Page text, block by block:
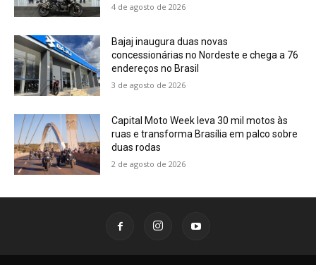
4 de agosto de 2026
Bajaj inaugura duas novas
concessionárias no Nordeste e chega a 76
endereços no Brasil
3 de agosto de 2026
Capital Moto Week leva 30 mil motos às
ruas e transforma Brasília em palco sobre
duas rodas
2 de agosto de 2026